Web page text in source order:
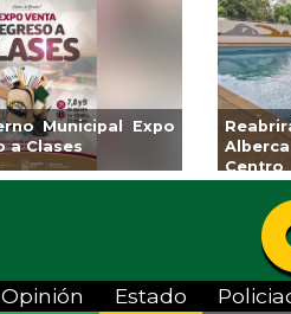
Reabrirá Coatzacoalcos
Alberca Semiolímpica
Centro
Opinión Estado